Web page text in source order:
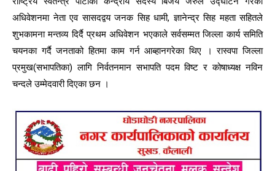
अधिवेशनमा नेता एव सासदद्वय जनक सिह धामी, ज्ञानेन्द्र सिह महता सहितले
शुभकामना मन्तव्य दिर्दै प्रथम अधिवेशन भएकाले सर्वसम्मत जिल्ला कार्य समिति
चयनका गर्दै जनताको हितमा काम गर्न आब्हानगरेका थिए । रास्वपा जिल्ला
प्रमुख(सभापतिका) लागि निर्वतनमान सभापति पदम विष्ट र कोषाध्यक्ष नविन
चन्दले उम्मेदवारी दिएका छन ।